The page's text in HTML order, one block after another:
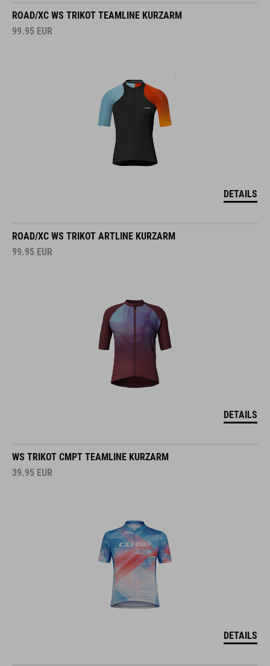
ROAD/XC WS TRIKOT TEAMLINE KURZARM
99.95 EUR
DETAILS
ROAD/XC WS TRIKOT ARTLINE KURZARM
99.95 EUR
DETAILS
WS TRIKOT CMPT TEAMLINE KURZARM
39.95 EUR
DETAILS